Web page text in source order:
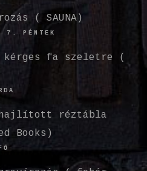
( SAUNA)
7. PÉNTEK
kérges fa szeletre (
réztábla
Books)